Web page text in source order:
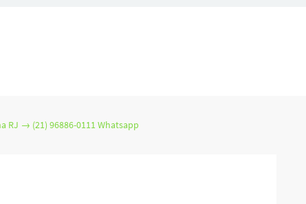
RJ → (21) 96886-0111 Whatsapp